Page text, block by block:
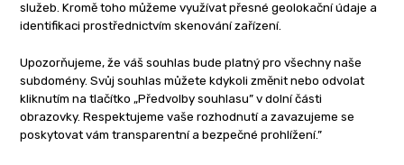
služeb. Kromě toho můžeme využívat přesné geolokační údaje a
identifikaci prostřednictvím skenování zařízení.
Upozorňujeme, že váš souhlas bude platný pro všechny naše
subdomény. Svůj souhlas můžete kdykoli změnit nebo odvolat
kliknutím na tlačítko „Předvolby souhlasu” v dolní části
obrazovky. Respektujeme vaše rozhodnutí a zavazujeme se
poskytovat vám transparentní a bezpečné prohlížení.”